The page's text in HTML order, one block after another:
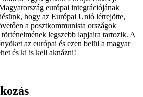
európai integrációjának
hogy az Európai Unió létrejötte,
a posztkommunista országok
legszebb lapjaira tartozik. A
az európai és ezen belül a magyar
és ki is kell aknázni!